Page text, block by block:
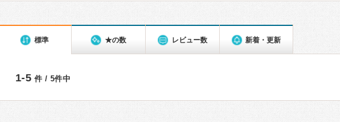
標準 ★の数 レビュー数 新着・更新
1-5 件 / 5件中